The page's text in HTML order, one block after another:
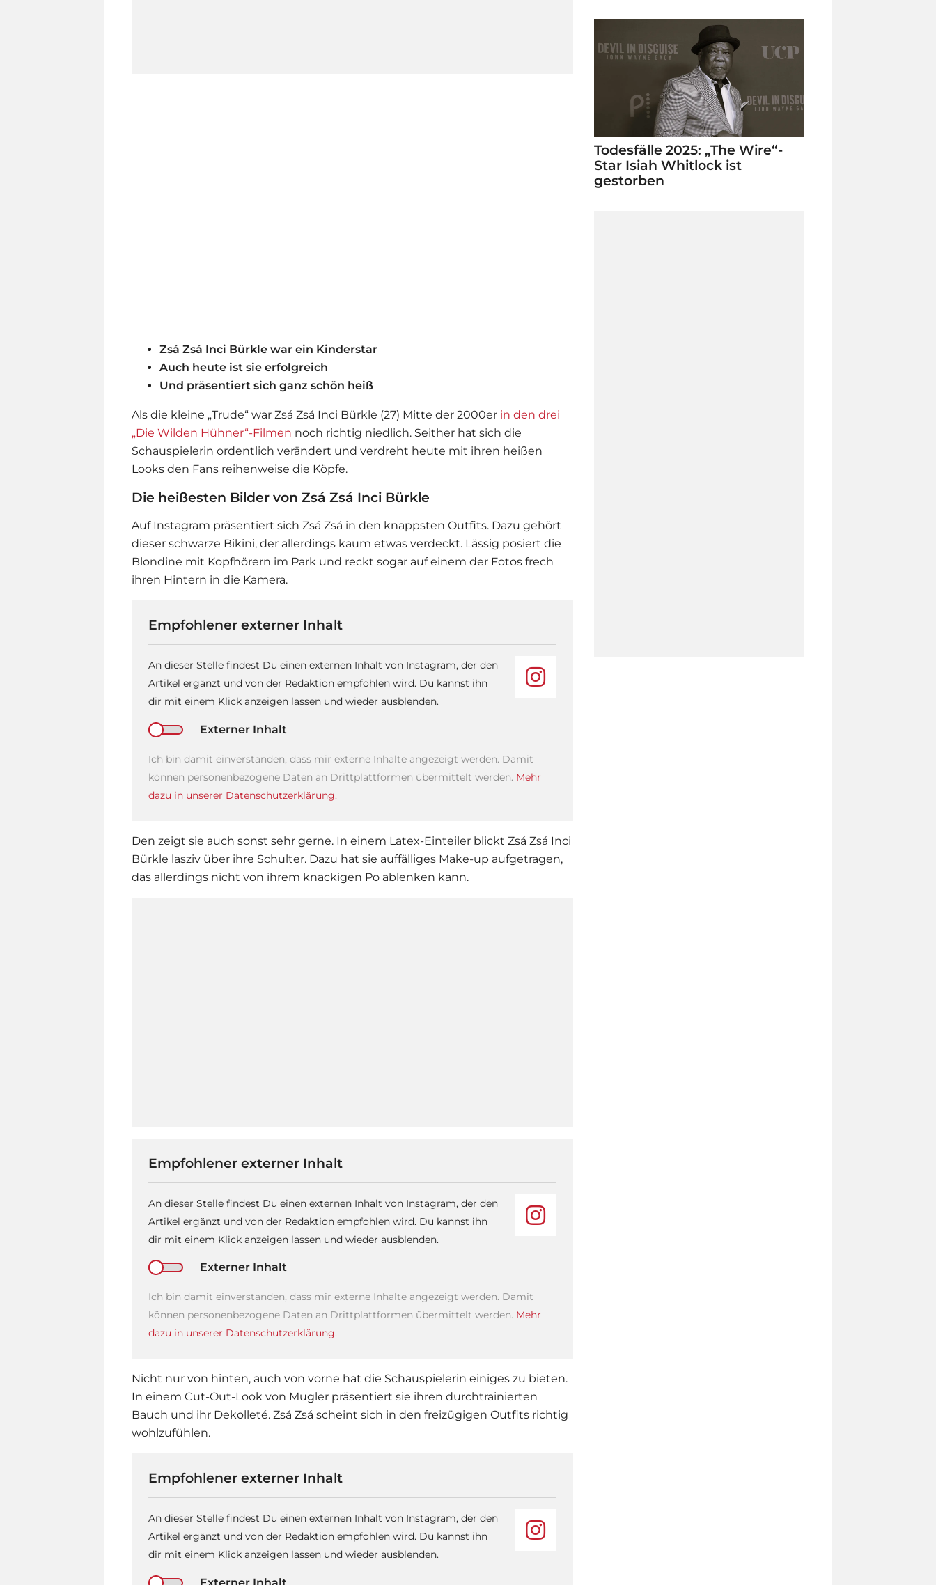
Zsá Zsá Inci Bürkle war ein Kinderstar
Auch heute ist sie erfolgreich
Und präsentiert sich ganz schön heiß
Als die kleine „Trude“ war Zsá Zsá Inci Bürkle (27) Mitte der 2000er in den drei
„Die Wilden Hühner“-Filmen noch richtig niedlich. Seither hat sich die
Schauspielerin ordentlich verändert und verdreht heute mit ihren heißen
Looks den Fans reihenweise die Köpfe.
Die heißesten Bilder von Zsá Zsá Inci Bürkle
Auf Instagram präsentiert sich Zsá Zsá in den knappsten Outfits. Dazu gehört
dieser schwarze Bikini, der allerdings kaum etwas verdeckt. Lässig posiert die
Blondine mit Kopfhörern im Park und reckt sogar auf einem der Fotos frech
ihren Hintern in die Kamera.
Empfohlener externer Inhalt
An dieser Stelle findest Du einen externen Inhalt von Instagram, der den
Artikel ergänzt und von der Redaktion empfohlen wird. Du kannst ihn
dir mit einem Klick anzeigen lassen und wieder ausblenden.
Externer Inhalt
Ich bin damit einverstanden, dass mir externe Inhalte angezeigt werden. Damit
können personenbezogene Daten an Drittplattformen übermittelt werden. Mehr
dazu in unserer Datenschutzerklärung.
Den zeigt sie auch sonst sehr gerne. In einem Latex-Einteiler blickt Zsá Zsá Inci
Bürkle lasziv über ihre Schulter. Dazu hat sie auffälliges Make-up aufgetragen,
das allerdings nicht von ihrem knackigen Po ablenken kann.
Empfohlener externer Inhalt
An dieser Stelle findest Du einen externen Inhalt von Instagram, der den
Artikel ergänzt und von der Redaktion empfohlen wird. Du kannst ihn
dir mit einem Klick anzeigen lassen und wieder ausblenden.
Externer Inhalt
Ich bin damit einverstanden, dass mir externe Inhalte angezeigt werden. Damit
können personenbezogene Daten an Drittplattformen übermittelt werden. Mehr
dazu in unserer Datenschutzerklärung.
Nicht nur von hinten, auch von vorne hat die Schauspielerin einiges zu bieten.
In einem Cut-Out-Look von Mugler präsentiert sie ihren durchtrainierten
Bauch und ihr Dekolleté. Zsá Zsá scheint sich in den freizügigen Outfits richtig
wohlzufühlen.
Empfohlener externer Inhalt
An dieser Stelle findest Du einen externen Inhalt von Instagram, der den
Artikel ergänzt und von der Redaktion empfohlen wird. Du kannst ihn
dir mit einem Klick anzeigen lassen und wieder ausblenden.
Externer Inhalt
Todesfälle 2025: „The Wire“-
Star Isiah Whitlock ist
gestorben